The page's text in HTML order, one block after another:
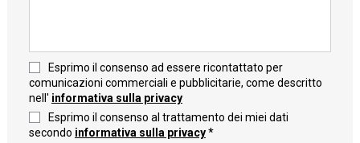
Esprimo il consenso ad essere ricontattato per
comunicazioni commerciali e pubblicitarie, come descritto
nell' informativa sulla privacy
Esprimo il consenso al trattamento dei miei dati
secondo informativa sulla privacy*